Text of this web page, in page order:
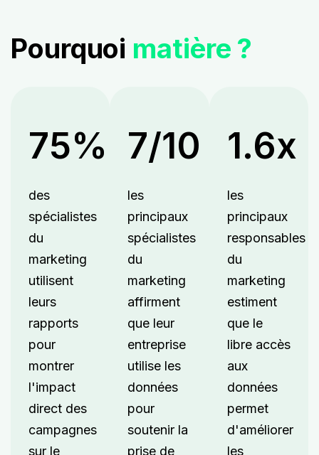
Pourquoi matière ?
75%
des
spécialistes
du
marketing
utilisent
leurs
rapports
pour
montrer
l'impact
direct des
campagnes
sur le
7/10
les
principaux
spécialistes
du
marketing
affirment
que leur
entreprise
utilise les
données
pour
soutenir la
prise de
1.6x
les
principaux
responsables
du
marketing
estiment
que le
libre accès
aux
données
permet
d'améliorer
les